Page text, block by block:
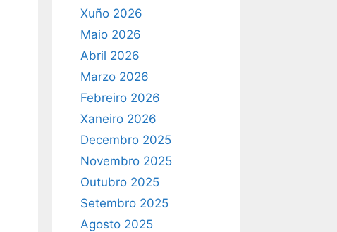
Xuño 2026
Maio 2026
Abril 2026
Marzo 2026
Febreiro 2026
Xaneiro 2026
Decembro 2025
Novembro 2025
Outubro 2025
Setembro 2025
Agosto 2025